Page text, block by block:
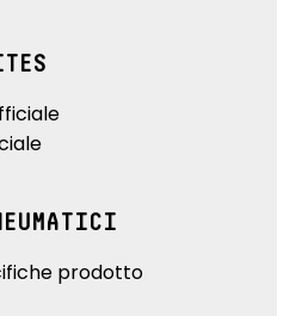
prodotto